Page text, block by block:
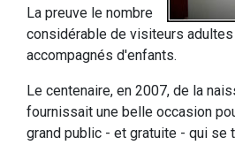
La preuve le nombre
considérable de visiteurs
accompagnés d'enfants.
Le centenaire, en 2007, de la
fournissait une belle occasion
grand public - et gratuite - qui se